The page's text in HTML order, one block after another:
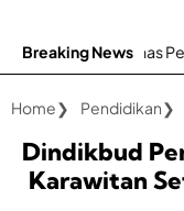
Breaking News
Penyegaran
Home Pendidikan
Dindikbud
Karawitan